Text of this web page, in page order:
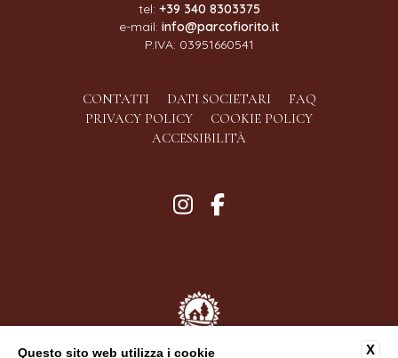
tel: +39 340 8303375
e-mail: info@parcofiorito.it
P.IVA: 03951660541
CONTATTI DATI SOCIETARI
FAQ
PRIVACY POLICY
COOKIE POLICY
ACCESSIBILITÀ
X
Questo sito web utilizza i cookie